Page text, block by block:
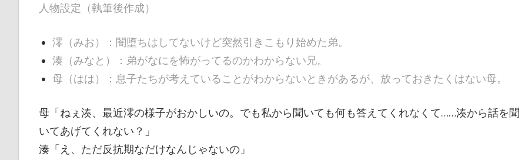
人物設定（執筆後作成）
澪（みお）：闇堕ちはしてないけど突然引きこもり始めた弟。
湊（みなと）：弟がなにを怖がってるのかわからない兄。
母（はは）：息子たちが考えていることがわからないときがあるが、放っておきたくはない母。
母「ねぇ湊、最近澪の様子がおかしいの。でも私から聞いても何も答えてくれなくて……湊から話を聞
いてあげてくれない？」
湊「え、ただ反抗期なだけなんじゃないの」